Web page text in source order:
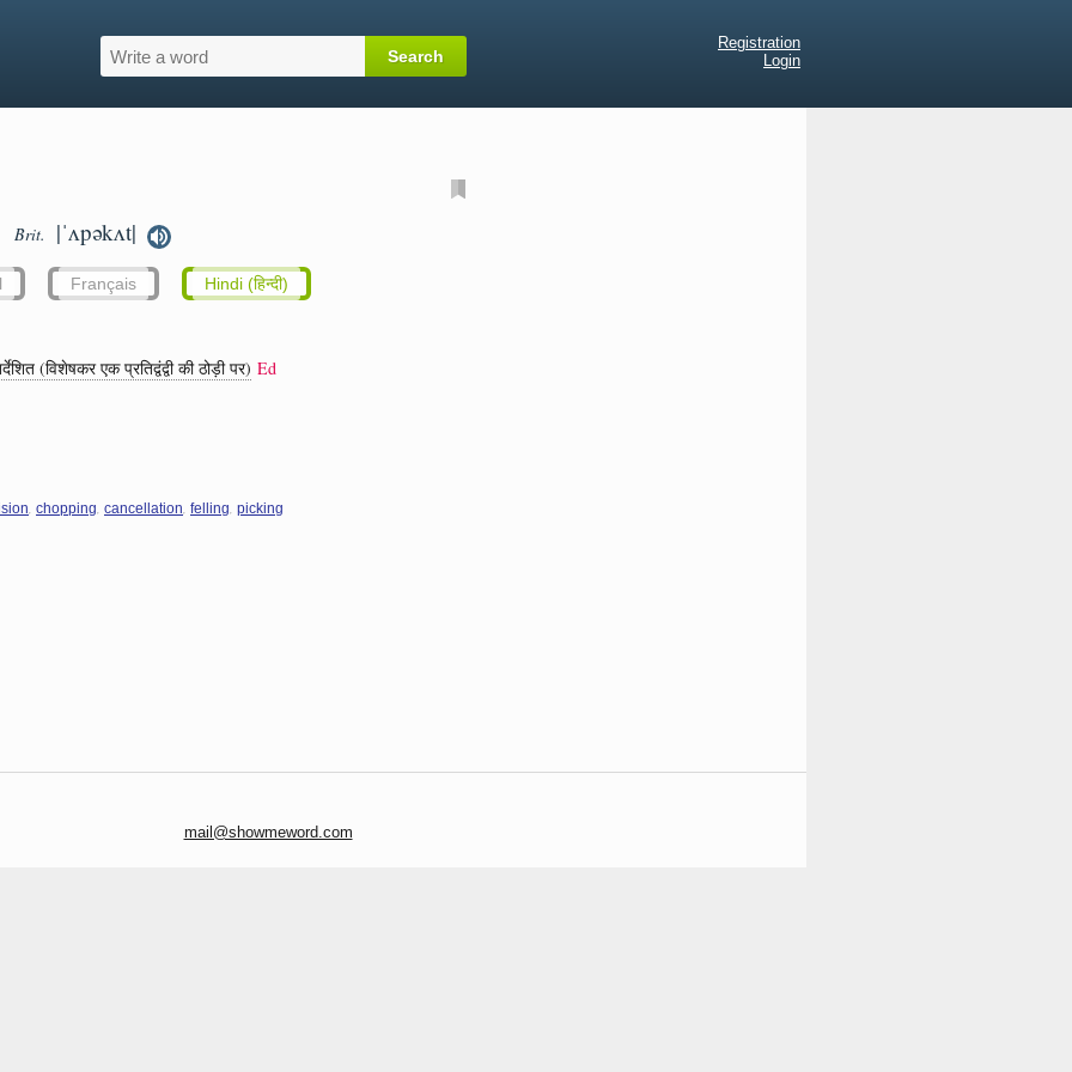
Registration
Login
Brit. |ˈʌpəkʌt|
Français Hindi (हिन्दी)
(विशेषकर एक प्रतिद्वंद्वी की ठोड़ी पर) Ed
, chopping, cancellation, felling, picking
mail@showmeword.com